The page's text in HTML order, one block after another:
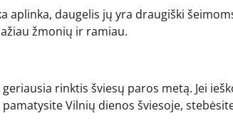
aplinka, daugelis jų yra draugiški
žmonių ir ramiau.
rinktis šviesų paros metą. Jei
Vilnių dienos šviesoje,